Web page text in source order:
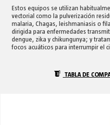
Estos equipos se utilizan
vectorial como la pulverización
malaria, Chagas, leishmaniasis o
dirigida para enfermedades
dengue, zika y chikungunya; y
focos acuáticos para interrumpir el
TABLA DE